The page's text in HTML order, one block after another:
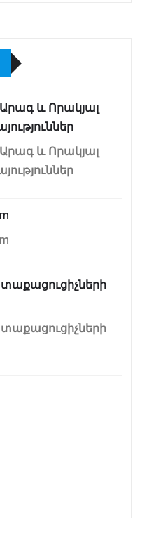
և Որակյալ
և Որակյալ